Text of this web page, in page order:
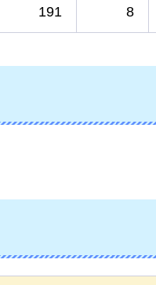
191 8